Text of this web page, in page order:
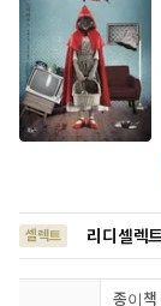
셀렉트 리디셀렉
종이책